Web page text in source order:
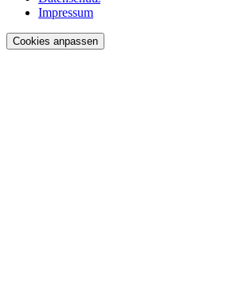
Impressum
Cookies anpassen